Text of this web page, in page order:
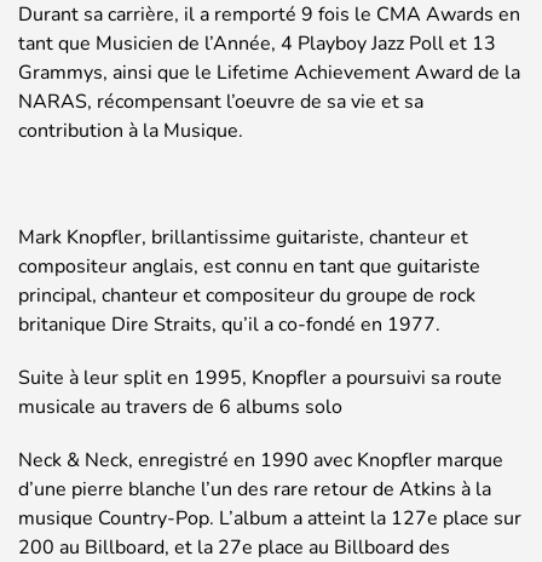
Durant sa carrière, il a remporté 9 fois le CMA Awards en
tant que Musicien de l’Année, 4 Playboy Jazz Poll et 13
Grammys, ainsi que le Lifetime Achievement Award de la
NARAS, récompensant l’oeuvre de sa vie et sa
contribution à la Musique.
Mark Knopfler, brillantissime guitariste, chanteur et
compositeur anglais, est connu en tant que guitariste
principal, chanteur et compositeur du groupe de rock
britanique Dire Straits, qu’il a co-fondé en 1977.
Suite à leur split en 1995, Knopfler a poursuivi sa route
musicale au travers de 6 albums solo
Neck & Neck, enregistré en 1990 avec Knopfler marque
d’une pierre blanche l’un des rare retour de Atkins à la
musique Country-Pop. L’album a atteint la 127e place sur
200 au Billboard, et la 27e place au Billboard des